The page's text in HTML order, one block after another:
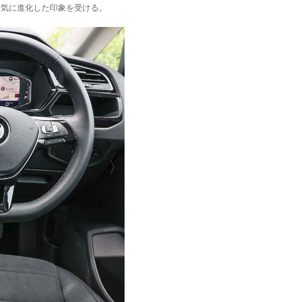
に進化した印象を受ける。